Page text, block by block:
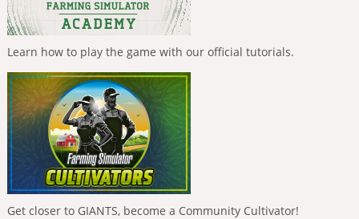
Learn how to play the game with our official tutorials.
Get closer to GIANTS, become a Community Cultivator!